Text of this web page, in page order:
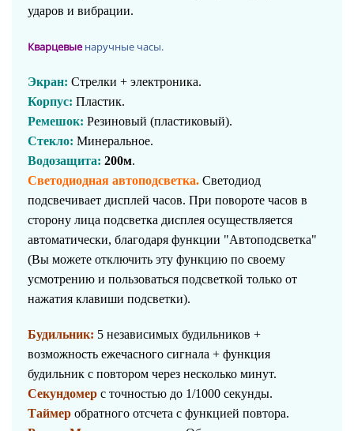
ударов и вибрации.
Кварцевыенаручные часы.
Экран: Стрелки + электроника.
Корпус: Пластик.
Ремешок: Резиновый (пластиковый).
Стекло: Минеральное.
Водозащита: 200м.
Светодиодная автоподсветка. Светодиод
подсвечивает дисплей часов. При повороте часов в
сторону лица подсветка дисплея осуществляется
автоматически, благодаря функции "Автоподсветка"
(Вы можете отключить эту функцию по своему
усмотрению и пользоваться подсветкой только от
нажатия клавиши подсветки).
Будильник: 5 независимых будильников +
возможность ежечасного сигнала + функция
будильник с повтором через несколько минут.
Секундомер с точностью до 1/1000 секунды.
Таймер обратного отсчета с функцией повтора.